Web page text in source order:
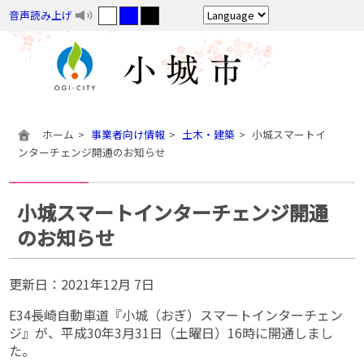
音声読み上げ
ホーム 事業者向け情報 土木・建築
小城スマートイ
ンターチェンジ開通のお知らせ
小城スマートインターチェンジ開通
のお知らせ
更新日： 2021年12月 7日
E34長崎自動車道『小城（おぎ）スマートインターチェン
ジ』が、平成30年3月31日（土曜日）16時に開通しまし
た。